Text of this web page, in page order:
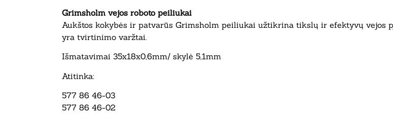
Grimsholm vejos roboto peiliukai
Aukštos kokybės ir patvarūs Grimsholm peiliukai užtikrina tikslų ir efektyvų vejos
yra tvirtinimo varžtai.
Išmatavimai 35x18x0,6mm/ skylė 5,1mm
Atitinka:
577 86 46-03
577 86 46-02